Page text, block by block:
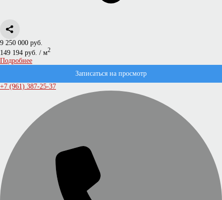
9 250 000 руб.
149 194 руб. / м2
Подробнее
Записаться на просмотр
+7 (961) 387-25-37